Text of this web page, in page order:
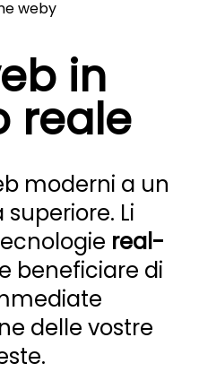
in
reale
moderni a un
Li
real-
beneficiare di
delle vostre